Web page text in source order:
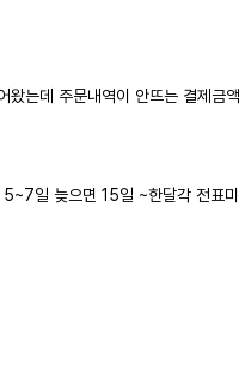
왔는데 주문내역이 안뜨는 결제금
일 늦으면 15일 ~한달각 전표